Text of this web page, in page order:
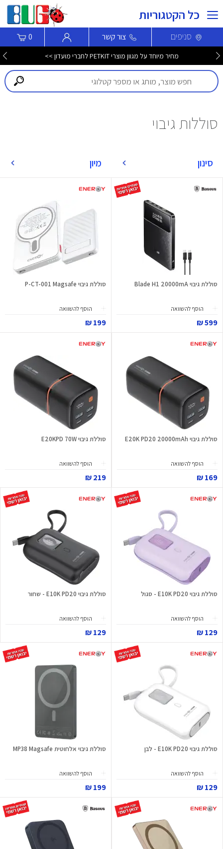
כל הקטגוריות
סניפים צור קשר 0
מחיר מיוחד על מגוון מוצרי PETKIT לחברי מועדון >>
סוללות גיבוי
סינון מיון
סוללת גיבוי Blade H1 20000mA
הוסף להשוואה
599 ₪
סוללת גיבוי P-CT-001 Magsafe
הוסף להשוואה
199 ₪
סוללת גיבוי E20K PD20 20000mAh
הוסף להשוואה
169 ₪
סוללת גיבוי E20KPD 70W
הוסף להשוואה
219 ₪
סוללת גיבוי E10K PD20 - סגול
הוסף להשוואה
129 ₪
סוללת גיבוי E10K PD20 - שחור
הוסף להשוואה
129 ₪
סוללת גיבוי E10K PD20 - לבן
הוסף להשוואה
129 ₪
סוללת גיבוי אלחוטית MP38 Magsafe
הוסף להשוואה
199 ₪